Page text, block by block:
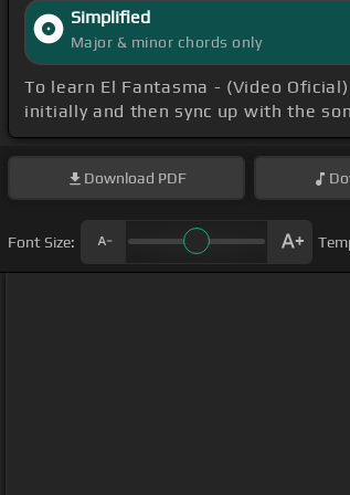
Simplified
Major & minor chords only
To learn El Fantasma - (Video Oficial)
initially and then sync up with the
Download PDF
Font Size: